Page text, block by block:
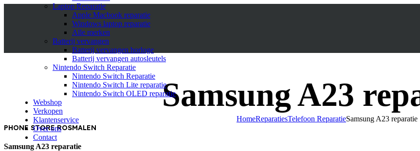
Laptop Reparatie
Apple Macbook reparatie
Windows laptop reparatie
Alle merken
Batterij vervangen
Batterij vervangen horloge
Batterij vervangen autosleutels
Nintendo Switch Reparatie
Nintendo Switch Reparatie
Nintendo Switch Lite reparatie
Nintendo Switch OLED reparatie
Webshop
Verkopen
Klantenservice
Over ons
Contact
Samsung A23
HomeReparatiesTelefoon ReparatieSamsung A23 reparatie
PHONE STORE ROSMALEN
Samsung A23 reparatie